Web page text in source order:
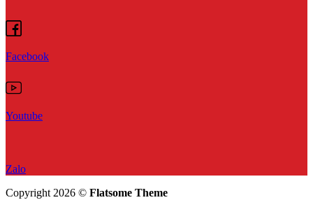
Facebook
Youtube
Zalo
Copyright 2026 © Flatsome Theme